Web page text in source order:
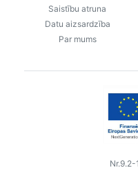
Saistību atruna
Datu aizsardzība
Par mums